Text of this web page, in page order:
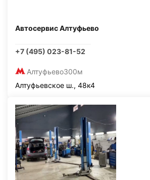
Автосервис Алтуфьево
+7 (495) 023-81-52
Алтуфьево300м
Алтуфьевское ш., 48к4